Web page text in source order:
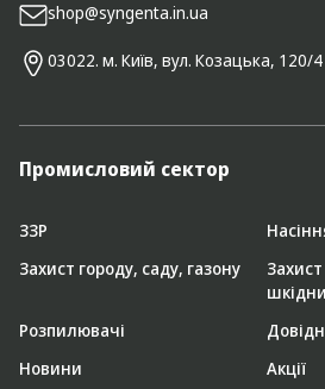
shop@syngenta.in.ua
03022. м. Київ, вул. Козацька, 120/4
Промисловий сектор
ЗЗР
Захист городу, саду, газону
Розпилювачі
Новини
Акції